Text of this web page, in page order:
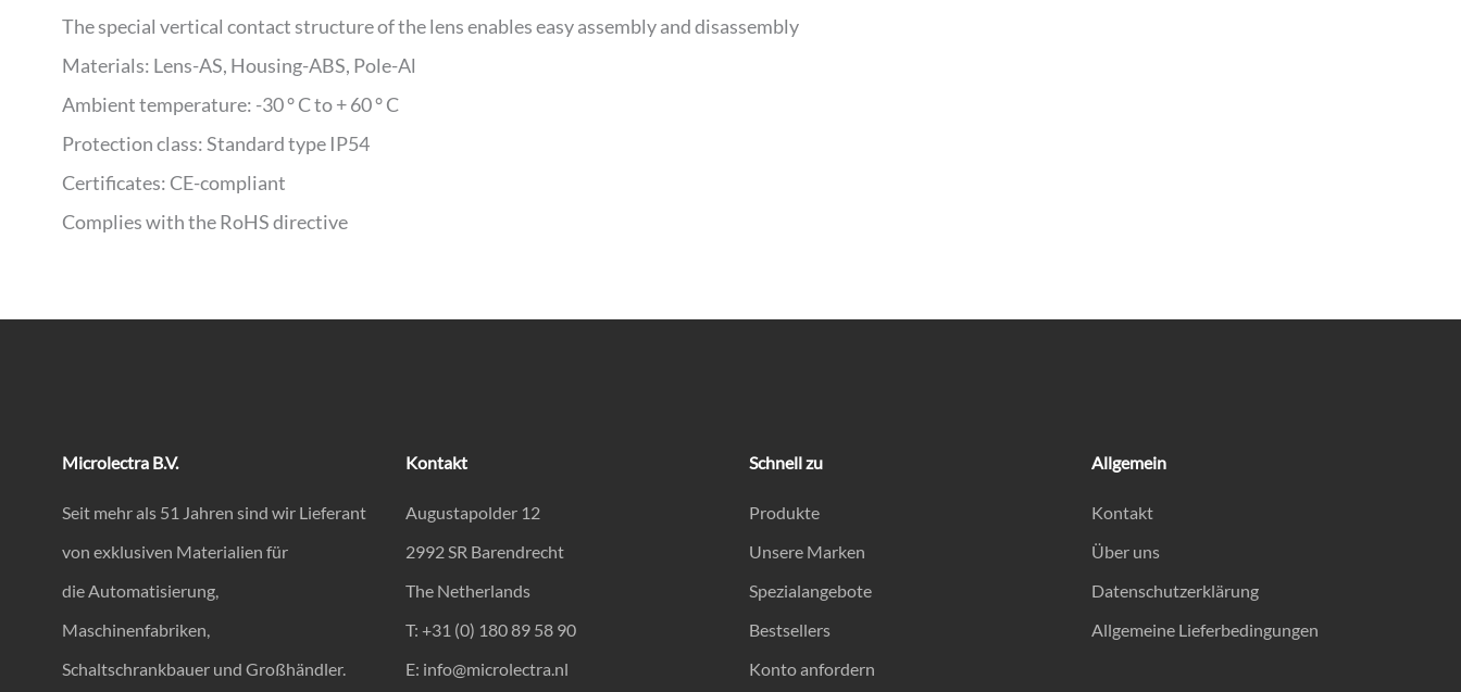
The special vertical contact structure of the lens enables easy assembly and disassembly
Materials: Lens-AS, Housing-ABS, Pole-Al
Ambient temperature: -30 ° C to + 60 ° C
Protection class: Standard type IP54
Certificates: CE-compliant
Complies with the RoHS directive
Microlectra B.V.
Seit mehr als 51 Jahren sind wir Lieferant
von exklusiven Materialien für
die Automatisierung,
Maschinenfabriken,
Schaltschrankbauer und Großhändler.
Kontakt
Augustapolder 12
2992 SR Barendrecht
The Netherlands
T: +31 (0) 180 89 58 90
E: info@microlectra.nl
Schnell zu
Produkte
Unsere Marken
Spezialangebote
Bestsellers
Konto anfordern
Allgemein
Kontakt
Über uns
Datenschutzerklärung
Allgemeine Lieferbedingungen